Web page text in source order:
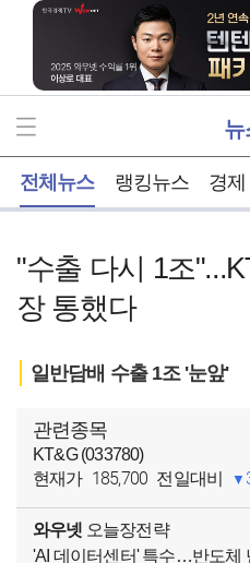
뉴
전체뉴스 랭킹뉴스 경제
"수출 다시 1조
장 통했다
일반담배 수출 1조 '눈앞'
관련종목
KT&G (033780)
현재가 185,700 전일대비
와우넷 오늘장전략
'AI 데이터센터' 특수…반도체